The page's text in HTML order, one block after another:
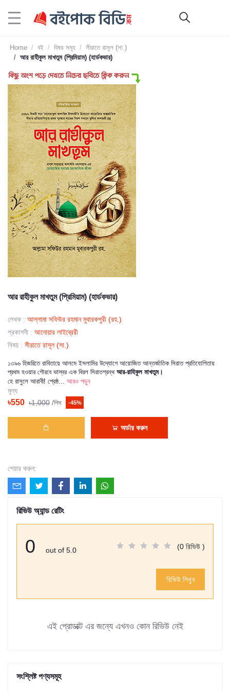
Home বই বিষয় সমূহ
সীরাতে রাসূল (সা.)
আর রাহীকুল মাখতুম (প্রিমিয়াম) (হার্ডকভার)
আর রাহীকুল মাখতুম (প্রিমিয়াম) (হার্ডকভার)
লেখক : আল্লামা সফিউর রহমান মুবারকপুরী (রহ.)
প্রকাশনী : আনোয়ার লাইব্রেরী
বিষয় : সীরাতে রাসূল (সা.)
১৩৯৬ হিজরিতে রাবিতায়ে আলমে ইসলামির উদ্যোগে আয়োজিত আন্তর্জাতিক সিরাত প্রতিযোগিতায়
প্রথম হওয়ার গৌরবে ভাস্বর এক বিরল সিরাতগ্রন্থ আর-রাহিকুল মাখতুম।
হে রাসুলে আরাবী! শ্রেষ্ঠ... আরও পড়ুন
মূল্য
৳550 ৳1,000 /পিস -45%
অর্ডার করুন
শেয়ার করুন:
রিভিউ অ্যান্ড রেটিং
0 out of 5.0 (0 রিভিউ )
রিভিউ লিখুন
এই প্রোডাক্ট এর জন্যে এখনও কোন রিভিউ নেই
সংশ্লিষ্ট পণ্যসমূহ